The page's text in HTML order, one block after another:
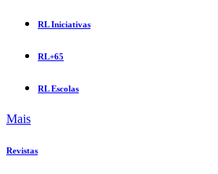
RL Iniciativas
RL+65
RL Escolas
Mais
Revistas